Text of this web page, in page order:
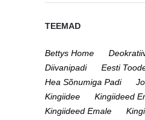
TEEMAD
Bettys Home
Diivanipadi
Eesti
Hea Sõnumiga Padi
Kingiidee
Kingiideed
Kingiideed Emale